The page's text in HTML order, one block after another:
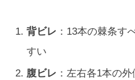
背ビレ ：13本の棘条す
すい
腹ビレ ：左右各1本の